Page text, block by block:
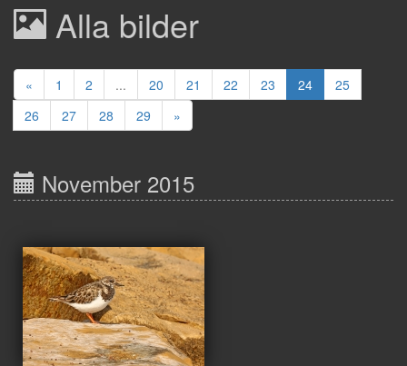
Alla bilder
« 1 2 ... 20 21 22 23 24
25
26
27 28 29 »
November 2015